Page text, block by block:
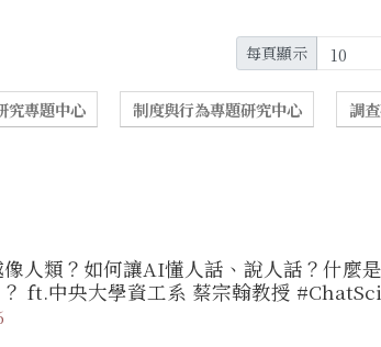
每頁顯示
究專題中心 制度與行為專題研究中心
調
人類？如何讓AI懂人話、說人話？什麼
ft.中央大學資工系 蔡宗翰教授 #ChatSci